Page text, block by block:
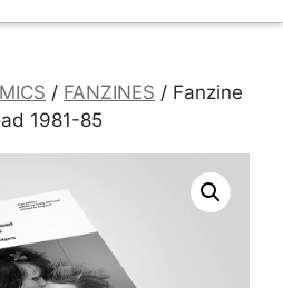
/ FANZINES / Fanzine
1981-85